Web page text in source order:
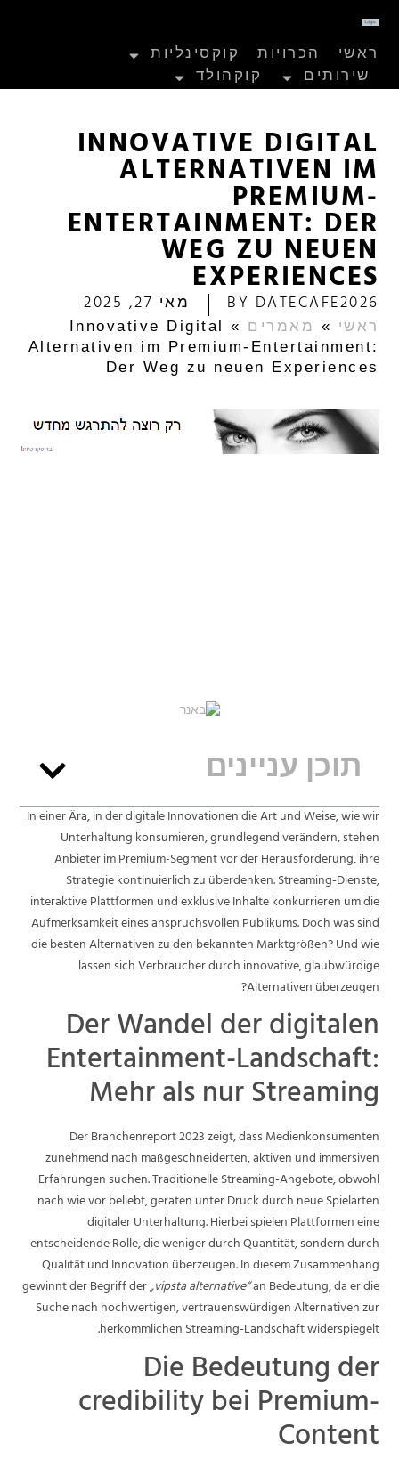
ראשי הכרויות קוקסינליות
שירותים קוקהולד
INNOVATIVE DIGITAL
ALTERNATIVEN IM
PREMIUM-
ENTERTAINMENT: DER
WEG ZU NEUEN
EXPERIENCES
BY DATECAFE2026 מאי 27, 2025
ראשי » מאמרים »
Innovative Digital
Alternativen im Premium-Entertainment:
Der Weg zu neuen Experiences
תוכן עניינים
In einer Ära, in der digitale Innovationen die Art und Weise, wie wir
Unterhaltung konsumieren, grundlegend verändern, stehen
Anbieter im Premium-Segment vor der Herausforderung, ihre
Strategie kontinuierlich zu überdenken. Streaming-Dienste,
interaktive Plattformen und exklusive Inhalte konkurrieren um die
Aufmerksamkeit eines anspruchsvollen Publikums. Doch was sind
die besten Alternativen zu den bekannten Marktgrößen? Und wie
lassen sich Verbraucher durch innovative, glaubwürdige
Alternativen überzeugen?
Der Wandel der digitalen
Entertainment-Landschaft:
Mehr als nur Streaming
Der Branchenreport 2023 zeigt, dass Medienkonsumenten
zunehmend nach maßgeschneiderten, aktiven und immersiven
Erfahrungen suchen. Traditionelle Streaming-Angebote, obwohl
nach wie vor beliebt, geraten unter Druck durch neue Spielarten
digitaler Unterhaltung. Hierbei spielen Plattformen eine
entscheidende Rolle, die weniger durch Quantität, sondern durch
Qualität und Innovation überzeugen. In diesem Zusammenhang
gewinnt der Begriff der„vipsta alternative“an Bedeutung, da er die
Suche nach hochwertigen, vertrauenswürdigen Alternativen zur
herkömmlichen Streaming-Landschaft widerspiegelt.
Die Bedeutung der
credibility bei Premium-
Content